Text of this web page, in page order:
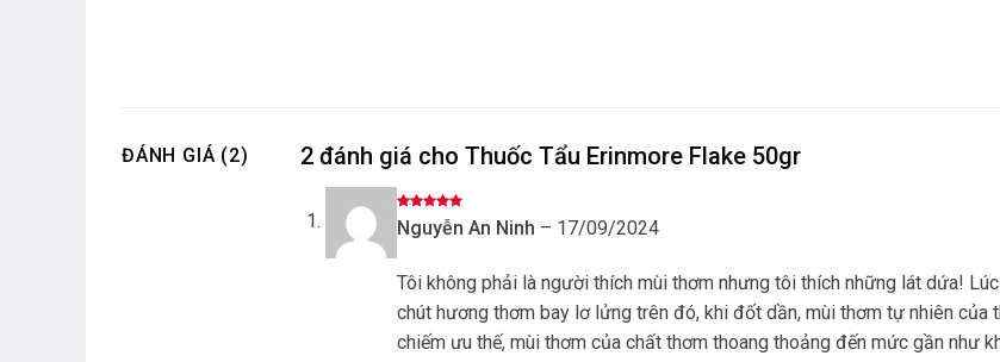
ĐÁNH GIÁ (2) 2 đánh giá cho Thuốc Tẩu Erinmore Flake 50gr
Được xếp
hạng55
Nguyễn An Ninh – 17/09/2024
Tôi không phải là người thích mùi thơm nhưng tôi thích những lát dứa!
chút hương thơm bay lơ lửng trên đó, khi đốt dần, mùi thơm tự nhiên của
chiếm ưu thế, mùi thơm của chất thơm thoang thoảng đến mức gần như